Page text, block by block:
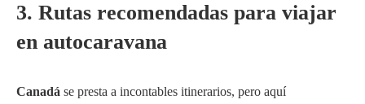
3. Rutas recomendadas para viajar
en autocaravana
Canadá se presta a incontables itinerarios, pero aquí